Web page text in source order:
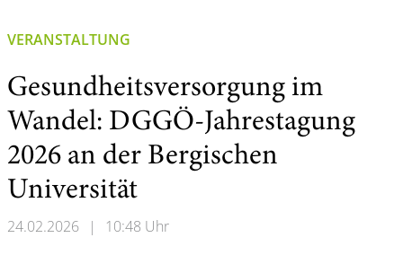
VERANSTALTUNG
Gesundheitsversorgung im
Wandel: DGGÖ-Jahrestagung
2026 an der Bergischen
Universität
24.02.2026 | 10:48 Uhr